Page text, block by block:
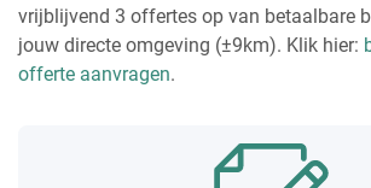
vrijblijvend 3 offertes op van betaalbare
jouw directe omgeving (±9km). Klik hier:
offerte aanvragen.